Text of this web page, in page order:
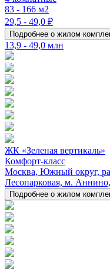
83 - 166 м2
29,5 - 49,0 ₽
Подробнее о жилом
13,9 - 49,0 млн
ЖК «Зеленая вертикаль»
Комфорт-класс
Москва, Южный округ,
Лесопарковая, м.
Подробнее о жилом